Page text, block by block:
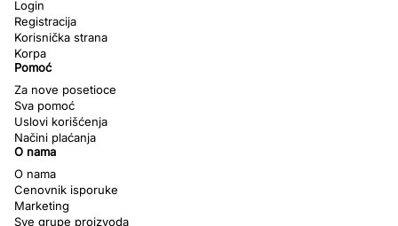
Login
Registracija
Korisnička strana
Korpa
Pomoć
Za nove posetioce
Sva pomoć
Uslovi korišćenja
Načini plaćanja
O nama
O nama
Cenovnik isporuke
Marketing
Sve grupe proizvoda